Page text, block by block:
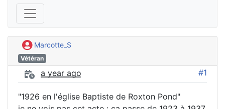
Marcotte_S
Vétéran
a year ago #1
"1926 en l'église Baptiste de Roxton Pond"